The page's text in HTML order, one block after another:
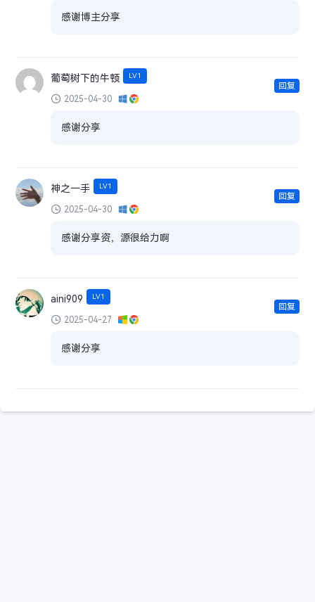
感谢博主分享
葡萄树下的牛顿 LV1
2025-04-30
感谢分享
回复
神之一手 LV1
2025-04-30
感谢分享资，源很给力啊
回复
aini909 LV1
2025-04-27
感谢分享
回复